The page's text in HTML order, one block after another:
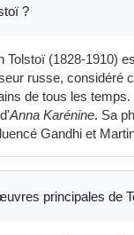
?
Tolstoï (1828-1910)
russe, considéré
de tous les temps.
Anna Karénine. Sa
Gandhi et
principales de